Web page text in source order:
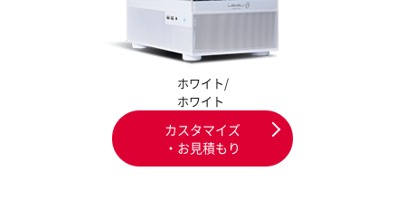
ホワイト/
ホワイト
カスタマイズ
・お見積もり